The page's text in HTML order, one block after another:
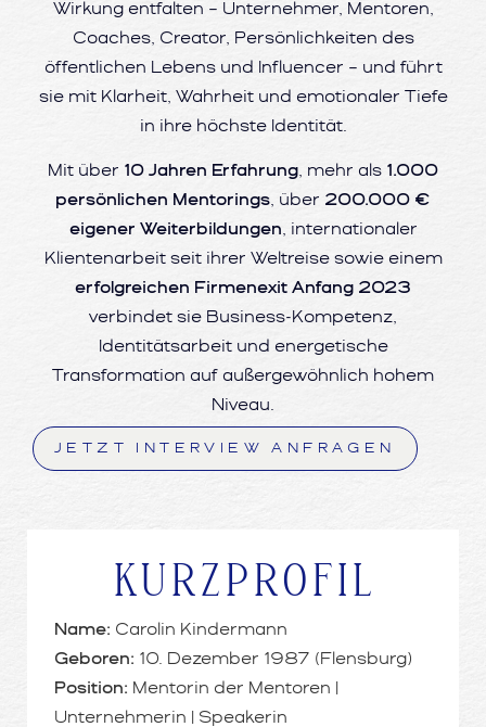
Wirkung entfalten – Unternehmer, Mentoren,
Coaches, Creator, Persönlichkeiten des
öffentlichen Lebens und Influencer – und führt
sie mit Klarheit, Wahrheit und emotionaler Tiefe
in ihre höchste Identität.
Mit über 10 Jahren Erfahrung, mehr als 1.000
persönlichen Mentorings, über 200.000 €
eigener Weiterbildungen, internationaler
Klientenarbeit seit ihrer Weltreise sowie einem
erfolgreichen Firmenexit Anfang 2023
verbindet sie Business-Kompetenz,
Identitätsarbeit und energetische
Transformation auf außergewöhnlich hohem
Niveau.
JETZT INTERVIEW ANFRAGEN
KURZPROFIL
Name: Carolin Kindermann
Geboren: 10. Dezember 1987 (Flensburg)
Position: Mentorin der Mentoren |
Unternehmerin | Speakerin